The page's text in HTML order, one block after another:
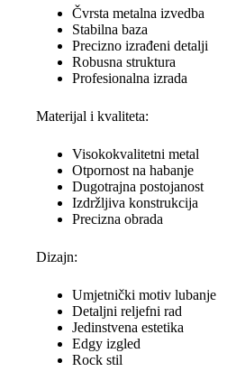
Čvrsta metalna izvedba
Stabilna baza
Precizno izrađeni detalji
Robusna struktura
Profesionalna izrada
Materijal i kvaliteta:
Visokokvalitetni metal
Otpornost na habanje
Dugotrajna postojanost
Izdržljiva konstrukcija
Precizna obrada
Dizajn:
Umjetnički motiv lubanje
Detaljni reljefni rad
Jedinstvena estetika
Edgy izgled
Rock stil